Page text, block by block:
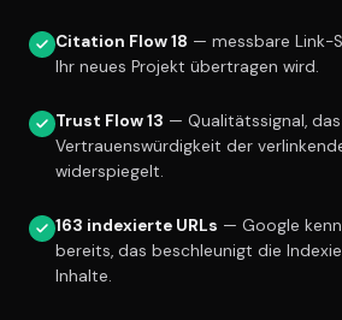
Citation Flow 18 — messbare Link-
Ihr neues Projekt übertragen wird.
Trust Flow 13 — Qualitätssignal,
Vertrauenswürdigkeit der
widerspiegelt.
163 indexierte URLs — Google
bereits, das beschleunigt die
Inhalte.